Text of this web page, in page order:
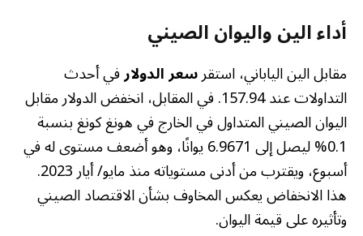
أداء الين واليوان الصيني
مقابل الين الياباني، استقرسعر الدولارفي أحدث
التداولات عند 157.94. في المقابل، انخفض الدولار مقابل
اليوان الصيني المتداول في الخارج في هونغ كونغ بنسبة
0.1% ليصل إلى 6.9671 يوانًا، وهو أضعف مستوى له في
أسبوع، ويقترب من أدنى مستوياته منذ مايو/ أيار 2023.
هذا الانخفاض يعكس المخاوف بشأن الاقتصاد الصيني
وتأثيره على قيمة اليوان.